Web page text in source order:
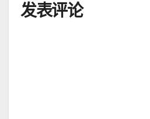
发表评论